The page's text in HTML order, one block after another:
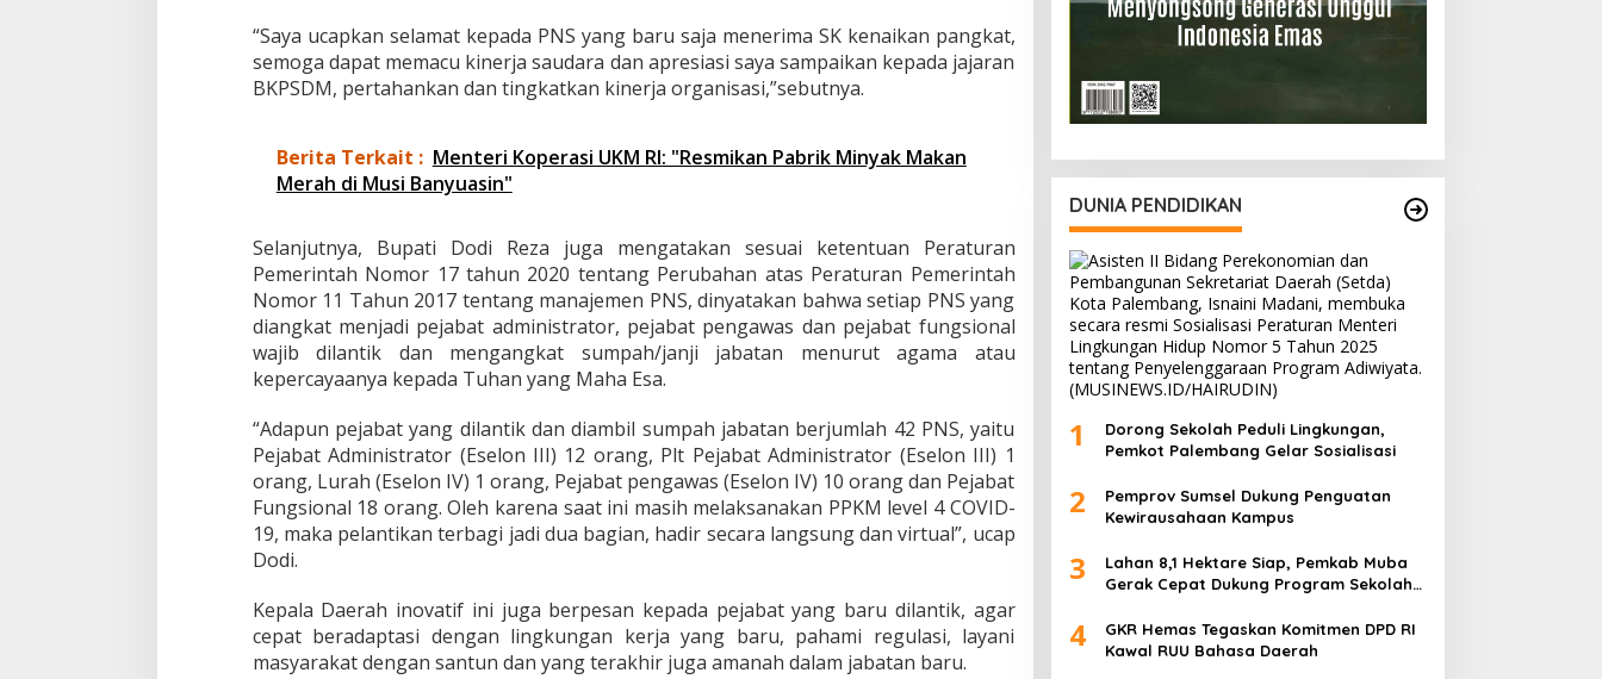
i
n
i
s
r
a
“Saya ucapkan selamat kepada PNS yang baru saja menerima SK kenaikan pangkat,
semoga dapat memacu kinerja saudara dan apresiasi saya sampaikan kepada jajaran
BKPSDM, pertahankan dan tingkatkan kinerja organisasi,”sebutnya.
Berita Terkait : Menteri Koperasi UKM RI: "Resmikan Pabrik Minyak Makan
Merah di Musi Banyuasin"
Selanjutnya, Bupati Dodi Reza juga mengatakan sesuai ketentuan Peraturan
Pemerintah Nomor 17 tahun 2020 tentang Perubahan atas Peraturan Pemerintah
Nomor 11 Tahun 2017 tentang manajemen PNS, dinyatakan bahwa setiap PNS yang
diangkat menjadi pejabat administrator, pejabat pengawas dan pejabat fungsional
wajib dilantik dan mengangkat sumpah/janji jabatan menurut agama atau
kepercayaanya kepada Tuhan yang Maha Esa.
“Adapun pejabat yang dilantik dan diambil sumpah jabatan berjumlah 42 PNS, yaitu
Pejabat Administrator (Eselon III) 12 orang, Plt Pejabat Administrator (Eselon III) 1
orang, Lurah (Eselon IV) 1 orang, Pejabat pengawas (Eselon IV) 10 orang dan Pejabat
Fungsional 18 orang. Oleh karena saat ini masih melaksanakan PPKM level 4 COVID-
19, maka pelantikan terbagi jadi dua bagian, hadir secara langsung dan virtual”, ucap
Dodi.
Kepala Daerah inovatif ini juga berpesan kepada pejabat yang baru dilantik, agar
cepat beradaptasi dengan lingkungan kerja yang baru, pahami regulasi, layani
masyarakat dengan santun dan yang terakhir juga amanah dalam jabatan baru.
DUNIA PENDIDIKAN
1
Dorong Sekolah Peduli Lingkungan,
Pemkot Palembang Gelar Sosialisasi
2
Pemprov Sumsel Dukung Penguatan
Kewirausahaan Kampus
3
Lahan 8,1 Hektare Siap, Pemkab Muba
Gerak Cepat Dukung Program Sekolah
4
GKR Hemas Tegaskan Komitmen DPD RI
Kawal RUU Bahasa Daerah